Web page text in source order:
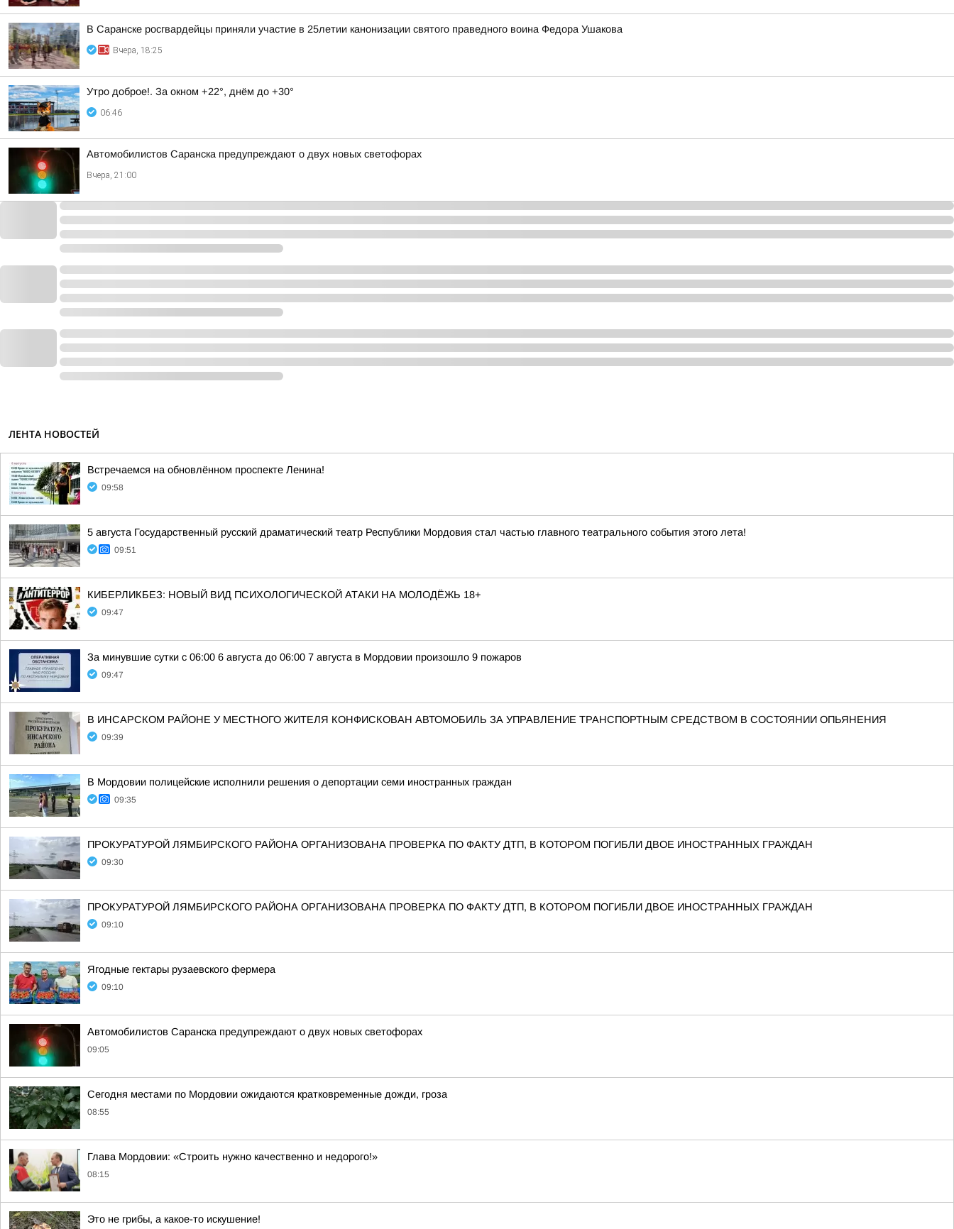
В Саранске росгвардейцы приняли участие в 25летии канонизации святого праведного воина Федора Ушакова
Вчера, 18:25
Утро доброе!. За окном +22°, днём до +30°
06:46
Автомобилистов Саранска предупреждают о двух новых светофорах
Вчера, 21:00
ЛЕНТА НОВОСТЕЙ
Встречаемся на обновлённом проспекте Ленина!
09:58
5 августа Государственный русский драматический театр Республики Мордовия стал частью главного театрального события этого лета!
09:51
КИБЕРЛИКБЕЗ: НОВЫЙ ВИД ПСИХОЛОГИЧЕСКОЙ АТАКИ НА МОЛОДЁЖЬ 18+
09:47
За минувшие сутки с 06:00 6 августа до 06:00 7 августа в Мордовии произошло 9 пожаров
09:47
В ИНСАРСКОМ РАЙОНЕ У МЕСТНОГО ЖИТЕЛЯ КОНФИСКОВАН АВТОМОБИЛЬ ЗА УПРАВЛЕНИЕ ТРАНСПОРТНЫМ СРЕДСТВОМ В СОСТОЯНИИ ОПЬЯНЕНИЯ
09:39
В Мордовии полицейские исполнили решения о депортации семи иностранных граждан
09:35
ПРОКУРАТУРОЙ ЛЯМБИРСКОГО РАЙОНА ОРГАНИЗОВАНА ПРОВЕРКА ПО ФАКТУ ДТП, В КОТОРОМ ПОГИБЛИ ДВОЕ ИНОСТРАННЫХ ГРАЖДАН
09:30
ПРОКУРАТУРОЙ ЛЯМБИРСКОГО РАЙОНА ОРГАНИЗОВАНА ПРОВЕРКА ПО ФАКТУ ДТП, В КОТОРОМ ПОГИБЛИ ДВОЕ ИНОСТРАННЫХ ГРАЖДАН
09:10
Ягодные гектары рузаевского фермера
09:10
Автомобилистов Саранска предупреждают о двух новых светофорах
09:05
Сегодня местами по Мордовии ожидаются кратковременные дожди, гроза
08:55
Глава Мордовии: «Строить нужно качественно и недорого!»
08:15
Это не грибы, а какое-то искушение!